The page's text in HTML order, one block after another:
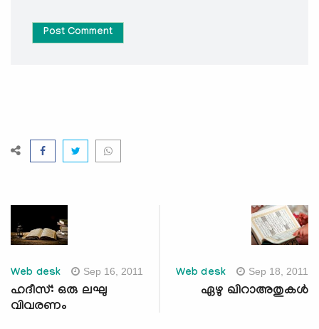
Post Comment
Web desk Sep 16, 2011
ഹദീസ്: ഒരു ലഘു
വിവരണം
Web desk Sep 18, 2011
ഏഴു ഖിറാഅതുകള്‍